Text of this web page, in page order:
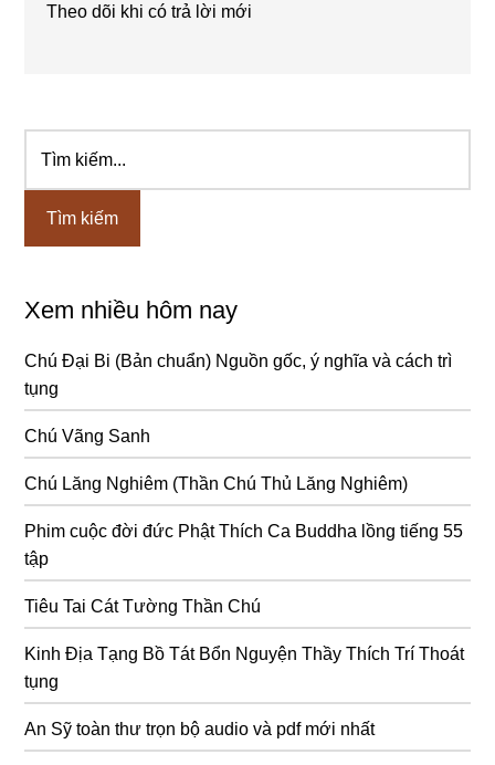
Theo dõi khi có trả lời mới
Sidebar
chính
kiếm...
Xem nhiều hôm nay
Chú Đại Bi (Bản chuẩn) Nguồn gốc, ý nghĩa và cách trì
tụng
Chú Vãng Sanh
Chú Lăng Nghiêm (Thần Chú Thủ Lăng Nghiêm)
Phim cuộc đời đức Phật Thích Ca Buddha lồng tiếng 55
tập
Tiêu Tai Cát Tường Thần Chú
Kinh Địa Tạng Bồ Tát Bổn Nguyện Thầy Thích Trí Thoát
tụng
An Sỹ toàn thư trọn bộ audio và pdf mới nhất